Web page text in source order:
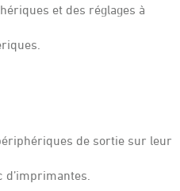
et des réglages à
de sortie sur leur